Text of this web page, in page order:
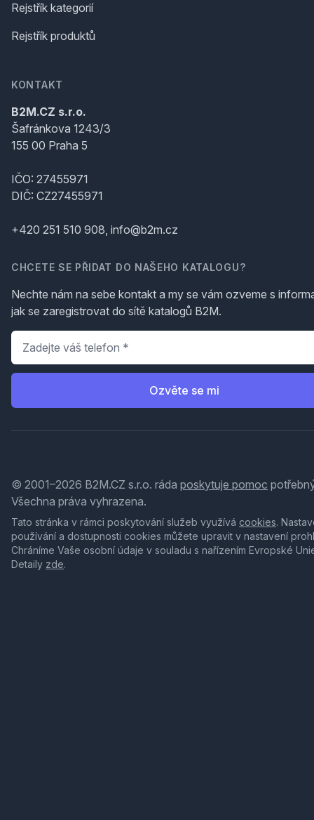
Rejstřík kategorií
Rejstřík produktů
KONTAKT
B2M.CZ s.r.o.
Šafránkova 1243/3
155 00 Praha 5
IČO: 27455971
DIČ: CZ27455971
+420 251 510 908, info@b2m.cz
CHCETE SE PŘIDAT DO NAŠEHO KATALOGU?
Nechte nám na sebe kontakt a my se vám ozveme s
jak se zaregistrovat do sítě katalogů B2M.
Telefon
Ozvěte se mi
© 2001–2026 B2M.CZ s.r.o. ráda poskytuje pomoc
Všechna práva vyhrazena.
Tato stránka v rámci poskytování služeb využívá cookies.
používání a dostupnosti cookies můžete upravit v nastavení
Chráníme Vaše osobní údaje v souladu s nařízením Evropské
Detaily zde.